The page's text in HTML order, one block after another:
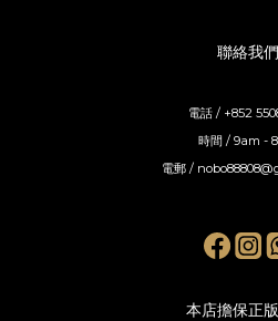
聯絡我們
電話 / +852
時間 / 9am -
電郵 /
本店擔保正